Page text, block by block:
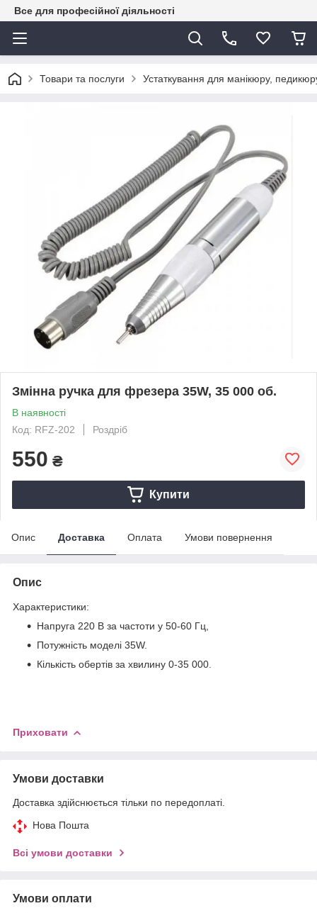
Все для професійної діяльності
Товари та послуги Устаткування для манікюру,
Змінна ручка для фрезера 35W, 35 000 об.
В наявності
Код: RFZ-202
Роздріб
550 ₴
Купити
Опис Доставка Оплата Умови повернення
Опис
Характеристики:
Напруга 220 В за частоти у 50-60 Гц,
Потужність моделі 35W.
Кількість обертів за хвилину 0-35 000.
Приховати
Умови доставки
Доставка здійснюється тільки по передоплаті.
Нова Пошта
Всі умови доставки
Умови оплати